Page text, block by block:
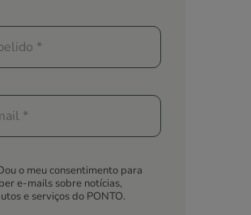
o meu consentimento para
e-mails sobre notícias,
e serviços do PONTO.